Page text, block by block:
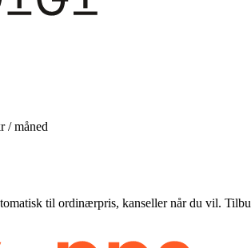
/ måned
til ordinærpris, kanseller når du vil.